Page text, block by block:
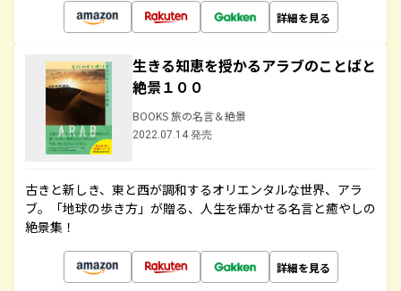
詳細を見る
生きる知恵を授かるアラブのことばと
絶景１００
BOOKS 旅の名言＆絶景
2022.07.14 発売
古きと新しき、東と西が調和するオリエンタルな世界、アラ
ブ。「地球の歩き方」が贈る、人生を輝かせる名言と癒やしの
絶景集！
詳細を見る